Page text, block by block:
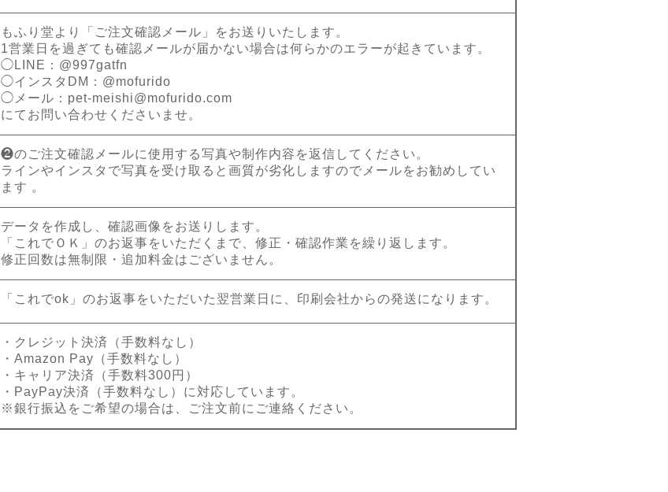
もふり堂より「ご注文確認メール」をお送りいたします。
1営業日を過ぎても確認メールが届かない場合は何らかのエラーが起きています。
◯LINE：@997gatfn
◯インスタDM：@mofurido
◯メール： pet-meishi@mofurido.com
にてお問い合わせくださいませ。
❷のご注文確認メールに使用する写真や制作内容を返信してください。
ラインやインスタで写真を受け取ると画質が劣化しますのでメールをお勧めしてい
ます 。
データを作成し、確認画像をお送りします。
「これでＯＫ」のお返事をいただくまで、修正・確認作業を繰り返します。
修正回数は無制限・追加料金はございません。
「これでok」のお返事をいただいた翌営業日に、印刷会社からの発送になります。
・クレジット決済（手数料なし）
・Amazon Pay（手数料なし）
・キャリア決済（手数料300円）
・PayPay決済（手数料なし）に対応しています。
※銀行振込をご希望の場合は、ご注文前にご連絡ください。